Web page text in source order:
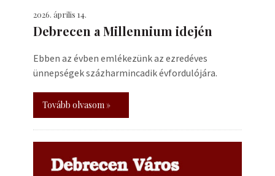
2026. április 14.
Debrecen a Millennium idején
Ebben az évben emlékezünk az ezredéves
ünnepségek százharmincadik évfordulójára.
Tovább olvasom »